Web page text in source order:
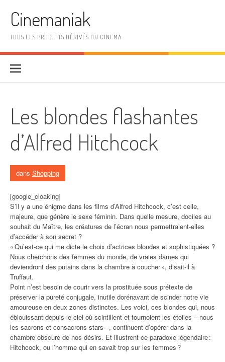
Cinemaniak
TOUS LES PRODUITS DÉRIVÉS DU CINEMA
Les blondes flashantes
d’Alfred Hitchcock
dans Shopping
[google_cloaking]
S’il y a une énigme dans les films d’Alfred Hitchcock, c’est celle,
majeure, que génère le sexe féminin. Dans quelle mesure, dociles au
souhait du Maître, les créatures de l’écran nous permettraient-elles
d’accéder à son secret ?
« Qu’est-ce qui me dicte le choix d’actrices blondes et sophistiquées ?
Nous cherchons des femmes du monde, de vraies dames qui
deviendront des putains dans la chambre à coucher », disait-il à
Truffaut.
Point n’est besoin de courir vers la prostituée sous prétexte de
préserver la pureté conjugale, inutile dorénavant de scinder notre vie
amoureuse en deux zones distinctes. Les voici, ces blondes qui, nous
éblouissant depuis le ciel où scintillent et tournoient les étoiles – nous
les sacrons et consacrons stars –, continuent d’opérer dans la
chambre obscure de nos désirs. Et illustrent ce paradoxe légendaire :
Hitchcock, ou l’homme qui en savait trop sur les femmes ?